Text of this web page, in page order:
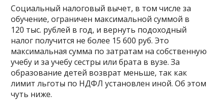
Социальный налоговый вычет, в том числе за
обучение, ограничен максимальной суммой в
120 тыс. рублей в год, и вернуть подоходный
налог получится не более 15 600 руб. Это
максимальная сумма по затратам на собственную
учебу и за учебу сестры или брата в вузе. За
образование детей возврат меньше, так как
лимит льготы по НДФЛ установлен иной. Об этом
чуть ниже.